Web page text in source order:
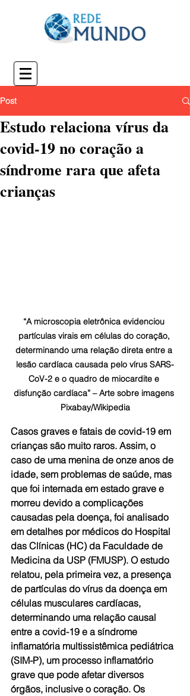
Post
Estudo relaciona vírus da
covid-19 no coração a
síndrome rara que afeta
crianças
“A microscopia eletrônica evidenciou
partículas virais em células do coração,
determinando uma relação direta entre a
lesão cardíaca causada pelo vírus SARS-
CoV-2 e o quadro de miocardite e
disfunção cardíaca” – Arte sobre imagens
Pixabay/Wikipedia
Casos graves e fatais de covid-19 em
crianças são muito raros. Assim, o
caso de uma menina de onze anos de
idade, sem problemas de saúde, mas
que foi internada em estado grave e
morreu devido a complicações
causadas pela doença, foi analisado
em detalhes por médicos do Hospital
das Clínicas (HC) da Faculdade de
Medicina da USP (FMUSP). O estudo
relatou, pela primeira vez, a presença
de partículas do vírus da doença em
células musculares cardíacas,
determinando uma relação causal
entre a covid-19 e a síndrome
inflamatória multissistêmica pediátrica
(SIM-P), um processo inflamatório
grave que pode afetar diversos
órgãos, inclusive o coração. Os